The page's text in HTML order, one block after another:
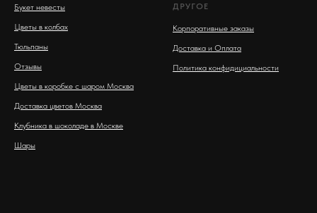
Букет невесты
Цветы в колбах
Тюльпаны
Отзывы
Цветы в коробке с шаром Москва
Доставка цветов Москва
Клубника в шоколаде в Москве
Шары
ДРУГОЕ
Корпоративные заказы
Доставка и Оплата
Политика конфидициальности